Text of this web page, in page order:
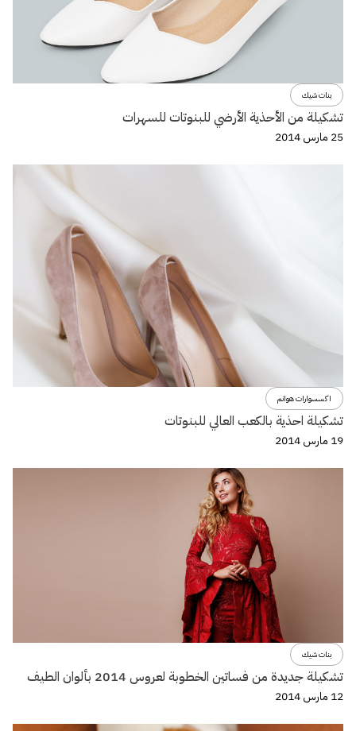
بنات شيك
تشكيلة من الأحذية الأرضي للبنوتات للسهرات
25 مارس 2014
اكسسوارات هوانم
تشكيلة احذية بالكعب العالي للبنوتات
19 مارس 2014
بنات شيك
تشكيلة جديدة من فساتين الخطوبة لعروس 2014 بألوان الطيف
12 مارس 2014